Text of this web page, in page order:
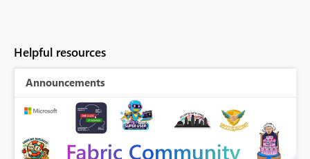
Helpful resources
Announcements